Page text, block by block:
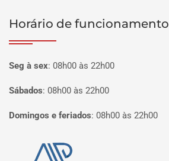
Horário de funcionamento
Seg à sex: 08h00 às 22h00
Sábados: 08h00 às 22h00
Domingos e feriados: 08h00 às 22h00
Página inicial